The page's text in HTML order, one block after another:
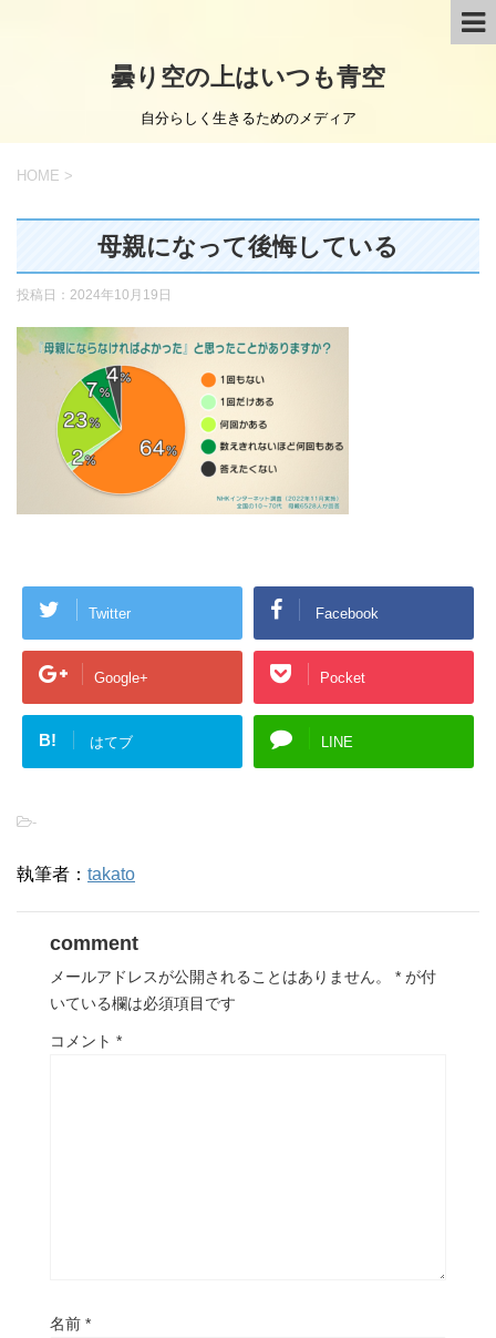
曇り空の上はいつも青空
自分らしく生きるためのメディア
HOME >
母親になって後悔している
投稿日： 2024年10月19日
Twitter Facebook
Google+ Pocket
B! はてブ LINE
-
執筆者： takato
comment
メールアドレスが公開されることはありません。 * が付
いている欄は必須項目です
コメント *
名前 *